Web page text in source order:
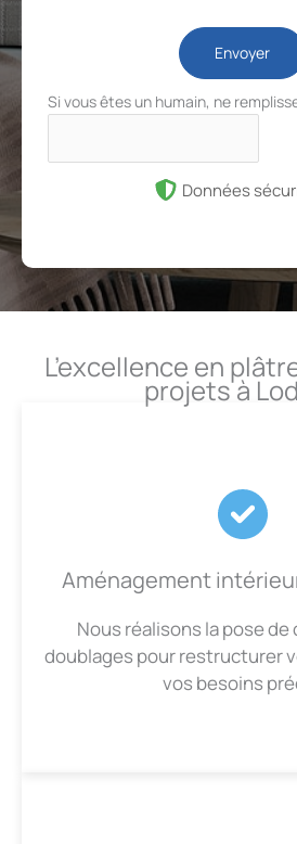
Envoyer
Si vous êtes un humain, ne
Données
L’excellence en
projets à
Aménagement
Nous réalisons la pose
doublages pour restructurer
vos besoins